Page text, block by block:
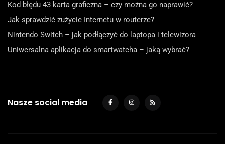
Kod błędu 43 karta graficzna – czy można go naprawić?
Jak sprawdzić zużycie Internetu w routerze?
Nintendo Switch – jak podłączyć do laptopa i telewizora
Uniwersalna aplikacja do smartwatcha – jaką wybrać?
Nasze social media